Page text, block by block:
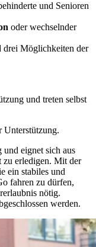
und Senioren
oder wechselnder
drei Möglichkeiten der
und treten selbst
Unterstützung.
eignet sich aus
zu erledigen. Mit der
ein stabiles und
fahren zu dürfen,
nötig.
werden.